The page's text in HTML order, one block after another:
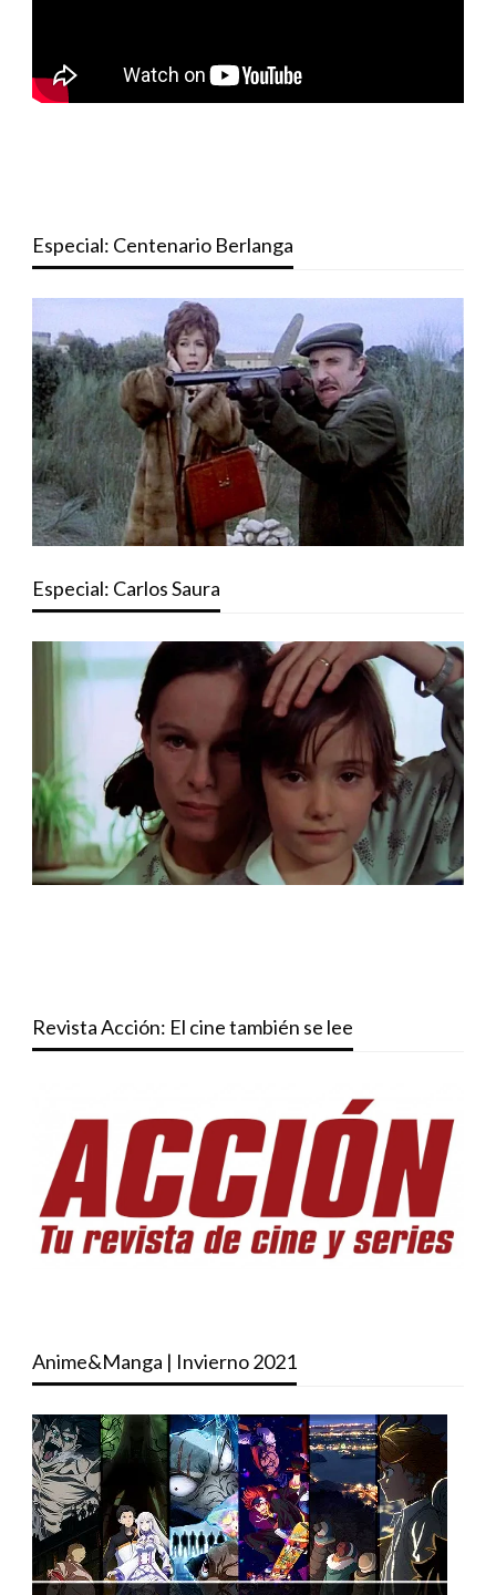
Especial: Centenario Berlanga
Especial: Carlos Saura
Revista Acción: El cine también se lee
Anime&Manga | Invierno 2021